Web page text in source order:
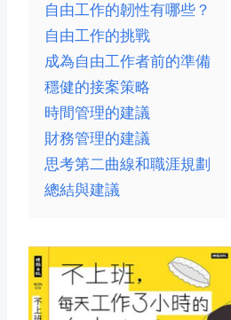
自由工作的韌性有哪些？
自由工作的挑戰
成為自由工作者前的準備
穩健的接案策略
時間管理的建議
財務管理的建議
思考第二曲線和職涯規劃
總結與建議